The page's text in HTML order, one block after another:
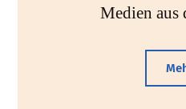
Medien aus